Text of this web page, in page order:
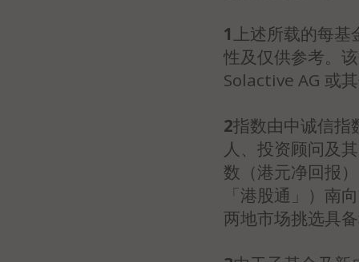
1 上述所载的每
性及仅供参考。
Solactive AG 或
2指数由中诚信指
人、投资顾问及
数（港元净回报
「港股通」）南
两地市场挑选具